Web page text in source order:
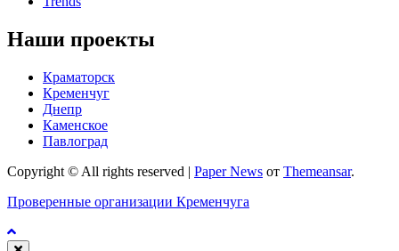
Наши проекты
Краматорск
Кременчуг
Днепр
Каменское
Павлоград
Copyright © All rights reserved | Paper News от Themeansar.
Проверенные организации Кременчуга